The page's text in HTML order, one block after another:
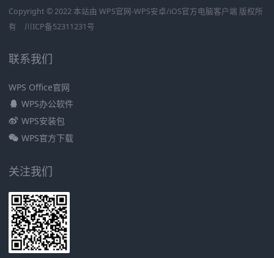
Copyright © 2022 本站由 WPS官网-WPS安卓/iOS官方电脑客户端 版权所
有
川ICP备52311231号
联系我们
WPS Office官网
WPS办公软件
WPS安装包
WPS官方下载
关注我们